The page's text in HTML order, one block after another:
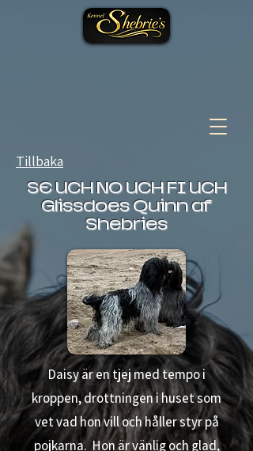
Tillbaka
SE UCH NO UCH FI UCH
Glissdoes Quinn af
Shebries
Daisy är en tjej med tempo i
kroppen, drottningen i huset som
vet vad hon vill och håller styr på
pojkarna. Hon är vänlig och glad,